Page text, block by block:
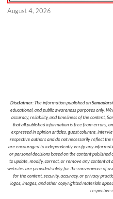
August 4, 2026
Disclaimer: The information published on
educational, and public awareness purposes only.
accuracy, reliability, and timeliness of the content,
that all published information is free from errors,
expressed in opinion articles, guest columns,
respective authors and do not necessarily reflect
are encouraged to independently verify any
or personal decisions based on the content
to update, modify, correct, or remove any content
websites are provided solely for the convenience of
for the content, security, accuracy, or privacy
logos, images, and other copyrighted materials
respective